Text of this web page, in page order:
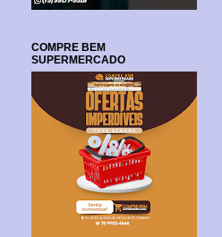
COMPRE BEM
SUPERMERCADO